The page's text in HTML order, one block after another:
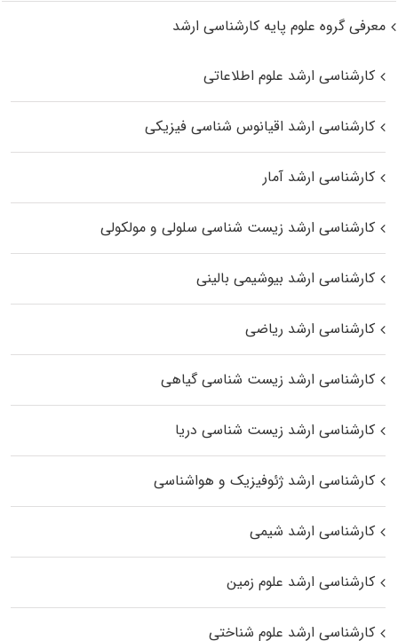
معرفی گروه علوم پایه کارشناسی ارشد
کارشناسی ارشد علوم اطلاعاتی
کارشناسی ارشد اقیانوس‌ شناسی فیزیکی
کارشناسی ارشد آمار
کارشناسی ارشد زیست شناسی سلولی و مولکولی
کارشناسی ارشد بیوشیمی بالینی
کارشناسی ارشد ریاضی
کارشناسی ارشد زیست‌ شناسی گیاهی
کارشناسی ارشد زیست‌ شناسی دریا
کارشناسی ارشد ژئوفیزیک و هواشناسی
کارشناسی ارشد شیمی
کارشناسی ارشد علوم زمین
کارشناسی ارشد علوم شناختی